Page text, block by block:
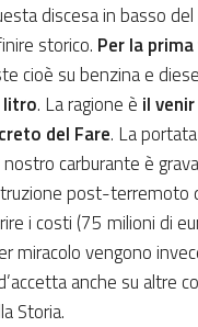
discesa in basso
storico. Per la
cioè su benzina e
litro. La ragione è il
del Fare. La
carburante è
post-terremoto
i costi (75 milioni di
miracolo vengono
anche su altre
Storia.